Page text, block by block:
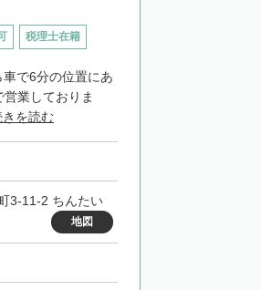
税理士在籍
で6分の位置にあ
業しておりま
きを読む
3-11-2 ちんたい
地図